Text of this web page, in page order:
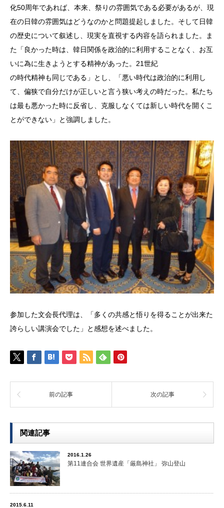
化50周年であれば、本来、祭りの雰囲気である必要があるが、現
在の日韓の雰囲気はどうなのかと問題提起しました。そして日韓
の歴史について叙述し、現実を直視する内容を語られました。ま
た「良かった時は、韓日関係を政治的に利用することなく、お互
いに為に生きようとする精神があった。21世紀
の時代精神も同じである」とし、「悪い時代は政治的に利用し
て、偏狭で自分だけが正しいと言う狭い考えの時だった。私たち
は最も悪かった時に反省し、克服しなくては新しい時代を開くこ
とができない」と強調しました。
参加した文会長代理は、「多くの共感と悟りを得ることが出来た
誇らしい講演会でした」と感想を述べました。
前の記事 次の記事
関連記事
2016.1.26
第11連合会 世界遺産「厳島神社」 弥山登山
2015.6.11